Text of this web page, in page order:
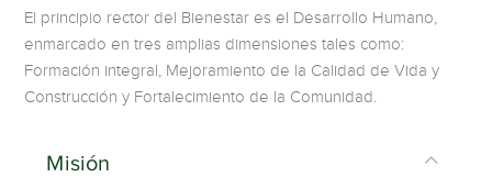
El principio rector del Bienestar es el Desarrollo Humano,
enmarcado en tres amplias dimensiones tales como:
Formación integral, Mejoramiento de la Calidad de Vida y
Construcción y Fortalecimiento de la Comunidad.
Misión